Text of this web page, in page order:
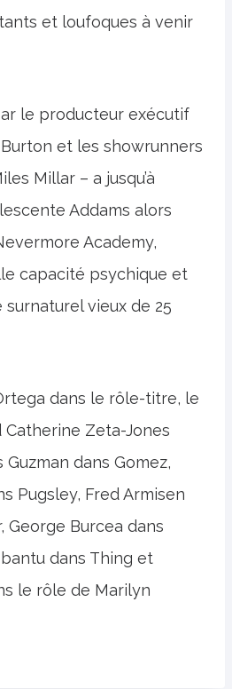
et loufoques à venir
le producteur exécutif
et les showrunners
Millar – a jusqu’à
Addams alors
Academy,
capacité psychique et
vieux de 25
dans le rôle-titre, le
Zeta-Jones
dans Gomez,
Pugsley, Fred Armisen
George Burcea dans
dans Thing et
le rôle de Marilyn